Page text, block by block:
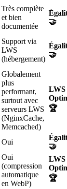
Très complète
et bien
documentée
🤝
Support via
LWS
(hébergement)
🤝
Globalement
plus
performant,
surtout avec
serveurs LWS
(NginxCache,
Memcached)
LWS
🏆
Oui
🤝
Oui
(compression
automatique
en WebP)
LWS
🏆